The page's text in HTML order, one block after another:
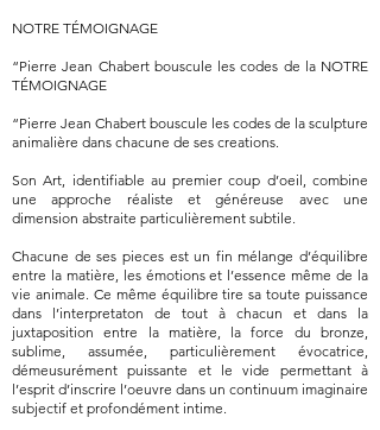
NOTRE TÉMOIGNAGE
“Pierre Jean Chabert bouscule les codes de la NOTRE
TÉMOIGNAGE
“Pierre Jean Chabert bouscule les codes de la sculpture
animalière dans chacune de ses creations.
Son Art, identifiable au premier coup d’oeil, combine
une approche réaliste et généreuse avec une
dimension abstraite particulièrement subtile.
Chacune de ses pieces est un fin mélange d’équilibre
entre la matière, les émotions et l’essence même de la
vie animale. Ce même équilibre tire sa toute puissance
dans l’interpretaton de tout à chacun et dans la
juxtaposition entre la matière, la force du bronze,
sublime, assumée, particulièrement évocatrice,
démeusurément puissante et le vide permettant à
l’esprit d’inscrire l’oeuvre dans un continuum imaginaire
subjectif et profondément intime.